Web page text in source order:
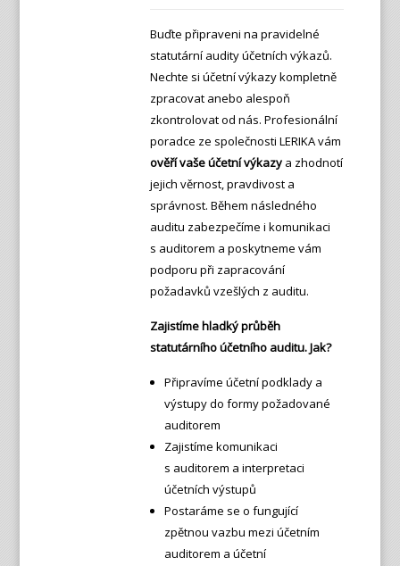
Buďte připraveni na pravidelné
statutární audity účetních výkazů.
Nechte si účetní výkazy kompletně
zpracovat anebo alespoň
zkontrolovat od nás. Profesionální
poradce ze společnosti LERIKA vám
ověří vaše účetní výkazya zhodnotí
jejich věrnost, pravdivost a
správnost. Během následného
auditu zabezpečíme i komunikaci
s auditorem a poskytneme vám
podporu při zapracování
požadavků vzešlých z auditu.
Zajistíme hladký průběh
statutárního účetního auditu. Jak?
Připravíme účetní podklady a
výstupy do formy požadované
auditorem
Zajistíme komunikaci
s auditorem a interpretaci
účetních výstupů
Postaráme se o fungující
zpětnou vazbu mezi účetním
auditorem a účetní